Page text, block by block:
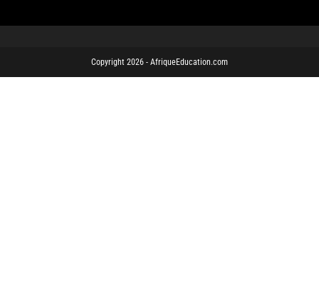
Copyright 2026 - AfriqueEducation.com